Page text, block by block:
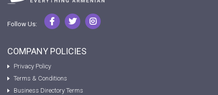
Follow Us:
COMPANY POLICIES
Privacy Policy
Terms & Conditions
Business Directory Terms